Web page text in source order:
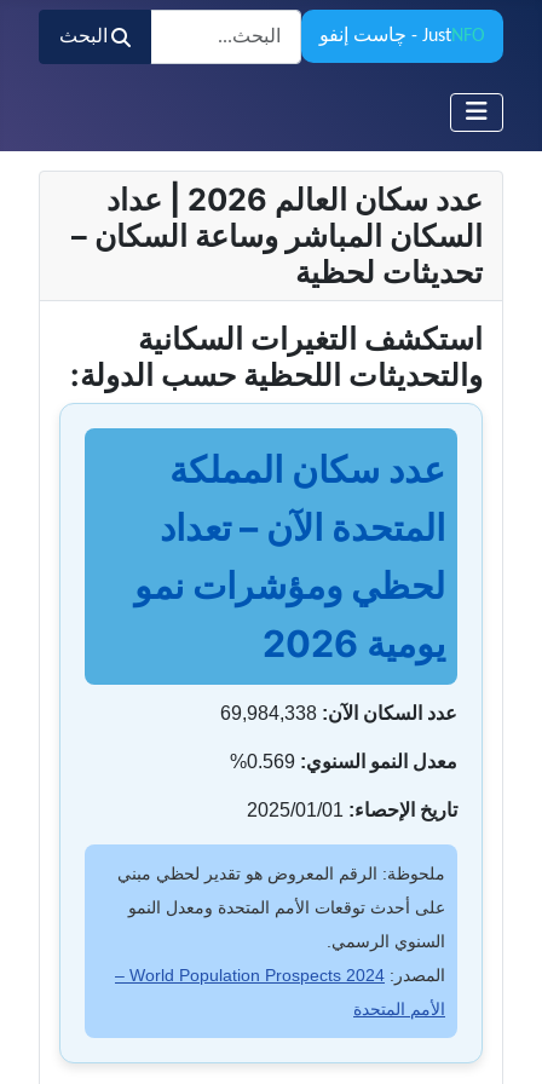
JustNFO - چاست إنفو
البحث
البحث
عدد سكان العالم 2026 | عداد
السكان المباشر وساعة السكان –
تحديثات لحظية
استكشف التغيرات السكانية
والتحديثات اللحظية حسب الدولة:
عدد سكان المملكة
المتحدة الآن – تعداد
لحظي ومؤشرات نمو
يومية 2026
عدد السكان الآن: 69,984,338
معدل النمو السنوي:
تاريخ الإحصاء:
ملحوظة: الرقم المعروض هو تقدير لحظي مبني
على أحدث توقعات الأمم المتحدة ومعدل النمو
السنوي الرسمي.
المصدر:
World Population Prospects 2024 –
الأمم المتحدة